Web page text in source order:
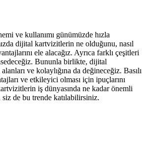
ve kullanımı günümüzde hızla
dijital kartvizitlerin ne olduğunu, nasıl
ele alacağız. Ayrıca farklı çeşitleri
Bununla birlikte, dijital
ve kolaylığına da değineceğiz. Basılı
ve etkileyici olması için ipuçlarını
iş dünyasında ne kadar önemli
de bu trende katılabilirsiniz.